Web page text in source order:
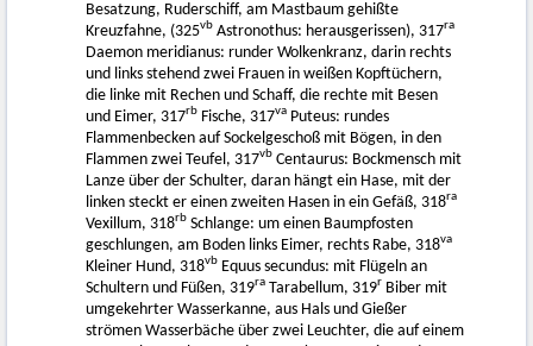
Besatzung, Ruderschiff, am Mastbaum gehißte
Kreuzfahne, (325vb Astronothus: herausgerissen), 317ra
Daemon meridianus: runder Wolkenkranz, darin rechts
und links stehend zwei Frauen in weißen Kopftüchern,
die linke mit Rechen und Schaff, die rechte mit Besen
und Eimer, 317rb Fische, 317va Puteus: rundes
Flammenbecken auf Sockelgeschoß mit Bögen, in den
Flammen zwei Teufel, 317vb Centaurus: Bockmensch mit
Lanze über der Schulter, daran hängt ein Hase, mit der
linken steckt er einen zweiten Hasen in ein Gefäß, 318ra
Vexillum, 318rb Schlange: um einen Baumpfosten
geschlungen, am Boden links Eimer, rechts Rabe, 318va
Kleiner Hund, 318vb Equus secundus: mit Flügeln an
Schultern und Füßen, 319ra Tarabellum, 319r Biber mit
umgekehrter Wasserkanne, aus Hals und Gießer
strömen Wasserbäche über zwei Leuchter, die auf einem